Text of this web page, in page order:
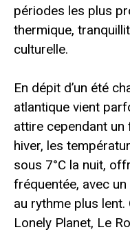
périodes les plus
thermique,
culturelle.
En dépit d’un été
atlantique vient
attire cependant un
hiver, les
sous 7°C la nuit,
fréquentée, avec
au rythme plus
Lonely Planet, Le